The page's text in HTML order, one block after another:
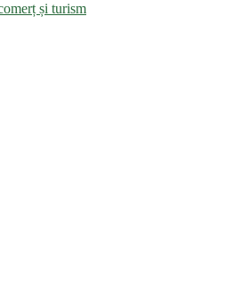
și turism